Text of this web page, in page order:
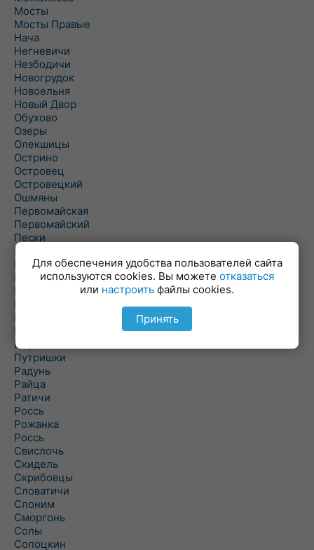
Мосты
Мосты Правые
Нача
Негневичи
Незбодичи
Новогрудок
Новоельня
Новый Двор
Обухово
Озеры
Олекшицы
Острино
Островец
Островецкий
Ошмяны
Первомайская
Первомайский
Пески
Петревичи
Погородно
Пограничный
Подлабенье
Подольцы
Подороск
Поречье
Порозово
Путришки
Радунь
Райца
Ратичи
Роcсь
Рожанка
Россь
Свислочь
Скидель
Скрибовцы
Словатичи
Слоним
Сморгонь
Солы
Сопоцкин
Для обеспечения удобства пользователей сайта
используются cookies. Вы можете отказаться
или настроить файлы cookies.
Принять